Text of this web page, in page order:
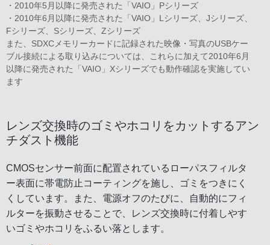
・2010年5月以降に発売された「VAIO」Pシリーズ
・2010年6月以降に発売された「VAIO」Lシリーズ、Jシリーズ、
Fシリーズ、Sシリーズ、Zシリーズ
また、SDXCメモリーカードに記録された映像・写真のUSBケー
ブル接続による取り込みについては、これらに加えて2010年6月
以降に発売された「VAIO」Xシリーズでも動作確認を実施してい
ます
レンズ交換時のゴミやホコリをカットするアン
チダスト機能
CMOSセンサー前面に配置されているローパスフィルタ
ー表面に帯電防止コーティングを施し、ゴミをつきにく
くしています。また、電源オフのたびに、自動的にフィ
ルターを振動させることで、レンズ交換時に付着しやす
いゴミやホコリをふるい落とします。